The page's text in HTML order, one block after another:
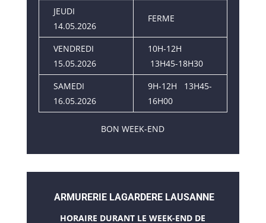
JEUDI
14.05.2026
FERME
VENDREDI
15.05.2026
10H-12H
13H45-18H30
SAMEDI
16.05.2026
9H-12H 13H45-
16H00
BON WEEK-END
ARMURERIE LAGARDERE LAUSANNE
HORAIRE DURANT LE WEEK-END DE